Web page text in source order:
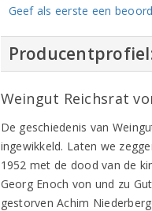
Geef als eerste een
Weingut Reichsrat
De geschiedenis van
ingewikkeld. Laten we
1952 met de dood van de
Georg Enoch von und zu
gestorven Achim